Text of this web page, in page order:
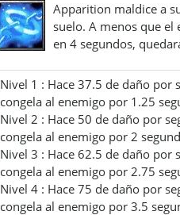
Apparition maldice a
suelo. A menos que el
en 4 segundos,
Nivel 1 : Hace 37.5 de daño por
congela al enemigo por 1.25
Nivel 2 : Hace 50 de daño por
congela al enemigo por 2
Nivel 3 : Hace 62.5 de daño por
congela al enemigo por 2.75
Nivel 4 : Hace 75 de daño por
congela al enemigo por 3.5